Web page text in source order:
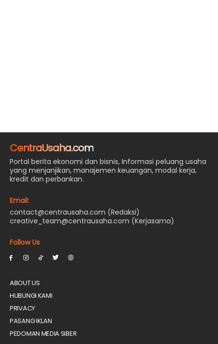
CentraUsaha.com
Portal berita ekonomi dan bisnis, Informasi peluang usaha
yang menjanjikan, manajemen keuangan, modal kerja,
kredit dan perbankan.
Email:
contact@centrausaha.com (Redaksi)
creative_team@centrausaha.com (Kerjasama)
Follow Us
ABOUT US
HUBUNGI KAMI
PRIVACY
PASANG IKLAN
PEDOMAN MEDIA SIBER